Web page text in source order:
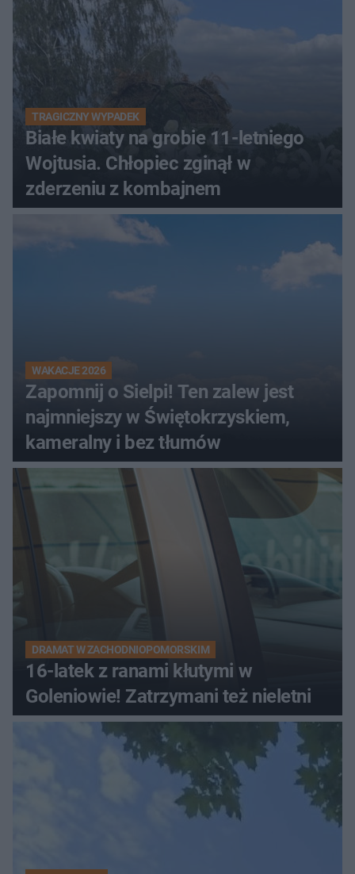
TRAGICZNY WYPADEK
Białe kwiaty na grobie 11-letniego
Wojtusia. Chłopiec zginął w
zderzeniu z kombajnem
WAKACJE 2026
Zapomnij o Sielpi! Ten zalew jest
najmniejszy w Świętokrzyskiem,
kameralny i bez tłumów
DRAMAT W ZACHODNIOPOMORSKIM
16-latek z ranami kłutymi w
Goleniowie! Zatrzymani też nieletni